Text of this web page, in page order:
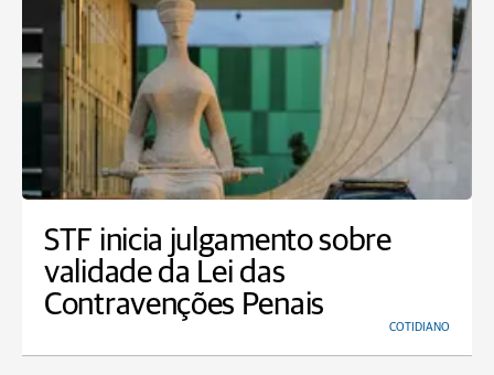
STF inicia julgamento sobre
validade da Lei das
Contravenções Penais
COTIDIANO